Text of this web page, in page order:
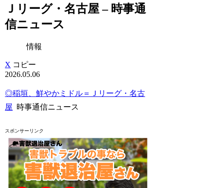
Ｊリーグ・名古屋 – 時事通
信ニュース
情報
X コピー
2026.05.06
◎稲垣、鮮やかミドル＝Ｊリーグ・名古
屋 時事通信ニュース
スポンサーリンク